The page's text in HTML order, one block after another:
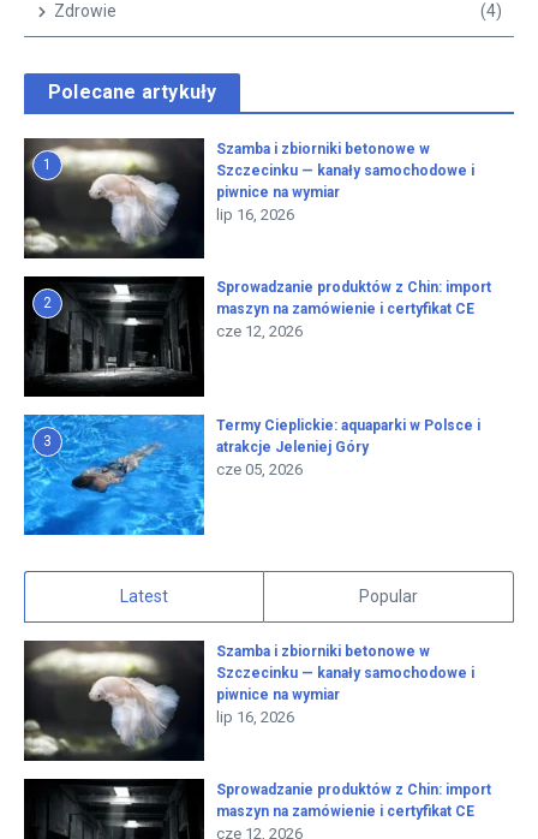
Zdrowie (4)
Polecane artykuły
1
Szamba i zbiorniki betonowe w
Szczecinku — kanały samochodowe i
piwnice na wymiar
lip 16, 2026
2
Sprowadzanie produktów z Chin: import
maszyn na zamówienie i certyfikat CE
cze 12, 2026
3
Termy Cieplickie: aquaparki w Polsce i
atrakcje Jeleniej Góry
cze 05, 2026
Latest Popular
Szamba i zbiorniki betonowe w
Szczecinku — kanały samochodowe i
piwnice na wymiar
lip 16, 2026
Sprowadzanie produktów z Chin: import
maszyn na zamówienie i certyfikat CE
cze 12, 2026